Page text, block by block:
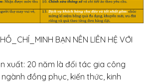
BẠN NÊN LIÊN HỆ VỚI
xuất: 20 năm là đối tác gia công
đồng phục, kiến thức, kinh